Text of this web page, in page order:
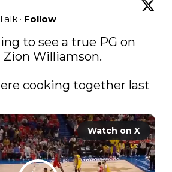
· Follow
to see a true PG on
Williamson.
cooking together last
Watch on X